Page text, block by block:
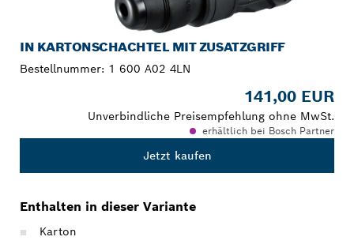
IN KARTONSCHACHTEL MIT ZUSATZGRIFF
Bestellnummer: 1 600 A02 4LN
141,00 EUR
Unverbindliche Preisempfehlung ohne MwSt.
erhältlich bei Bosch Partner
Jetzt kaufen
Enthalten in dieser Variante
Karton